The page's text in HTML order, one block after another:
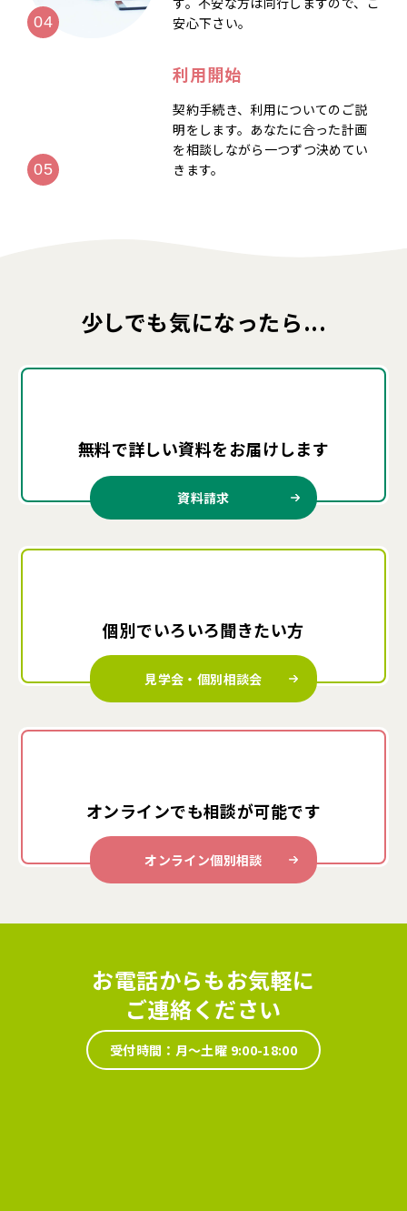
安心下さい。
利用開始
契約手続き、利用についてのご説
明をします。あなたに合った計画
を相談しながら一つずつ決めてい
きます。
少しでも気になったら...
無料で詳しい資料をお届けします
資料請求
個別でいろいろ聞きたい方
見学会・個別相談会
オンラインでも相談が可能です
オンライン個別相談
お電話からもお気軽に
ご連絡ください
受付時間：月～土曜 9:00-18:00